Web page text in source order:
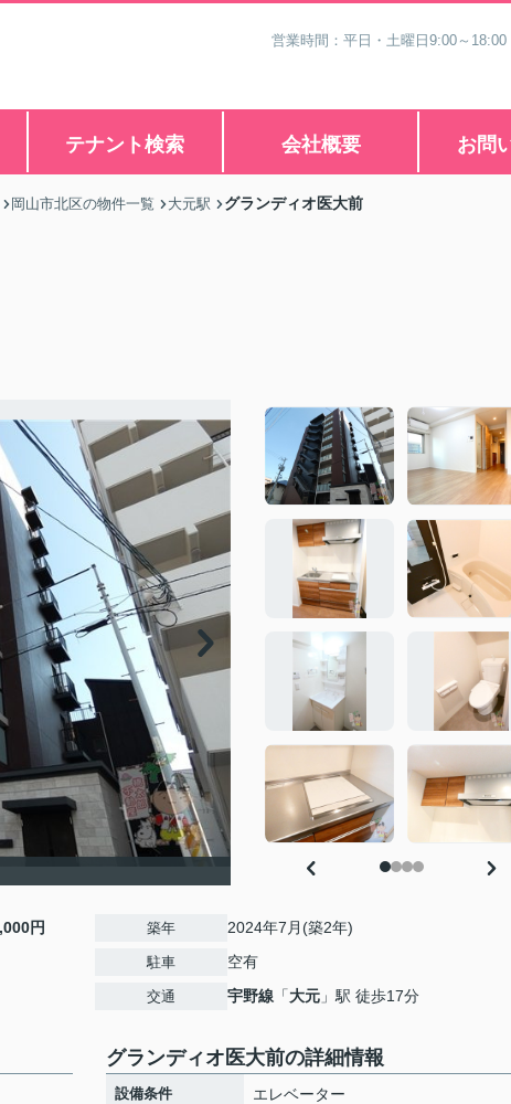
営業時間：平日・土曜日9:00～
テナント検索 会社概要 お問
岡山市北区の物件一覧 大元駅 グランディオ医大前
円 築年 2024年7月(築2年)
駐車 空有
交通 宇野線 「大元 」駅 徒歩17分
グランディオ医大前の詳細情報
設備条件
エレベーター